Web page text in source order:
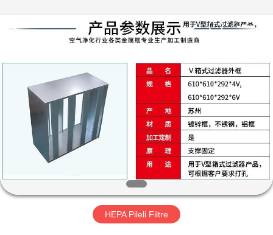
EV
ÜRÜN:%
HAKKIMIZDA
FABRIKA
Rights
HEPA Pileli Filtre